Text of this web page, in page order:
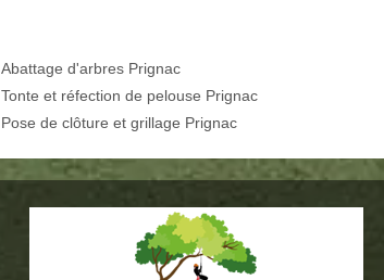
Abattage d'arbres Prignac
Tonte et réfection de pelouse Prignac
Pose de clôture et grillage Prignac